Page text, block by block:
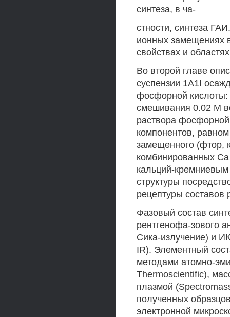
синтеза, в ча-
стности, синтеза
ионных замещениях
свойствах и
Во второй главе
суспензии 1A1I
фосфорной кислоты:
смешивания 0.02 М
раствора
компонентов,
замещенного (фтор,
комбинированных
кальций-
структуры
рецептуры составов
Фазовый состав
рентгенофа-зового
Сика-излучение) и
IR). Элементный
методами атомно-
Thermoscientific),
плазмой
полученных
электронной